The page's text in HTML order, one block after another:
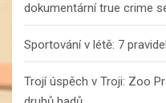
dokumentární true crime
Sportování v létě: 7
Trojí úspěch v Troji: Zoo